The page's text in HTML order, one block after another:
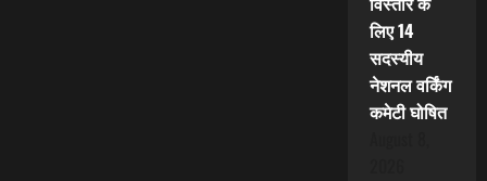
लिए 14
सदस्यीय
नेशनल वर्किंग
कमेटी घोषित